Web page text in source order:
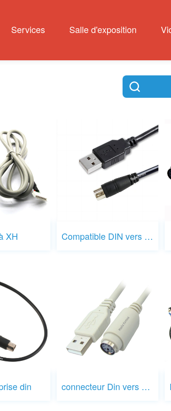
Services Salle d'exposition
XH Compatible DIN vers USB
din connecteur Din vers USB